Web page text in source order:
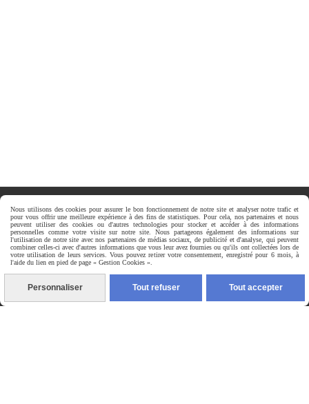
 Paiement sécurisé
Livraisons & Retours
Nous utilisons des cookies pour assurer le bon fonctionnement de notre site et analyser notre trafic et
pour vous offrir une meilleure expérience à des fins de statistiques. Pour cela, nos partenaires et nous
peuvent utiliser des cookies ou d'autres technologies pour stocker et accéder à des informations
personnelles comme votre visite sur notre site. Nous partageons également des informations sur
l'utilisation de notre site avec nos partenaires de médias sociaux, de publicité et d'analyse, qui peuvent
combiner celles-ci avec d'autres informations que vous leur avez fournies ou qu'ils ont collectées lors de
votre utilisation de leurs services. Vous pouvez retirer votre consentement, enregistré pour 6 mois, à
l'aide du lien en pied de page « Gestion Cookies ».
Personnaliser Tout refuser Tout accepter